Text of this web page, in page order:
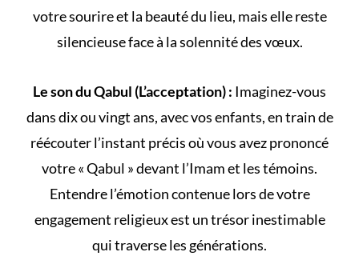
votre sourire et la beauté du lieu, mais elle reste
silencieuse face à la solennité des vœux.
Le son du Qabul (L’acceptation) : Imaginez-vous
dans dix ou vingt ans, avec vos enfants, en train de
réécouter l’instant précis où vous avez prononcé
votre « Qabul » devant l’Imam et les témoins.
Entendre l’émotion contenue lors de votre
engagement religieuxest un trésor inestimable
qui traverse les générations.